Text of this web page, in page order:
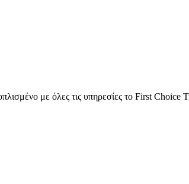
με όλες τις υπηρεσίες το First Choice